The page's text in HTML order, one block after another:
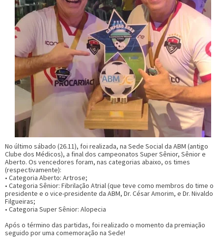
No último sábado (26.11), foi realizada, na Sede Social da ABM (antigo
Clube dos Médicos), a final dos campeonatos Super Sênior, Sênior e
Aberto. Os vencedores foram, nas categorias abaixo, os times
(respectivamente):
• Categoria Aberto: Artrose;
• Categoria Sênior: Fibrilação Atrial (que teve como membros do time o
presidente e o vice-presidente da ABM, Dr. César Amorim, e Dr. Nivaldo
Filgueiras;
• Categoria Super Sênior: Alopecia
Após o término das partidas, foi realizado o momento da premiação
seguido por uma comemoração na Sede!